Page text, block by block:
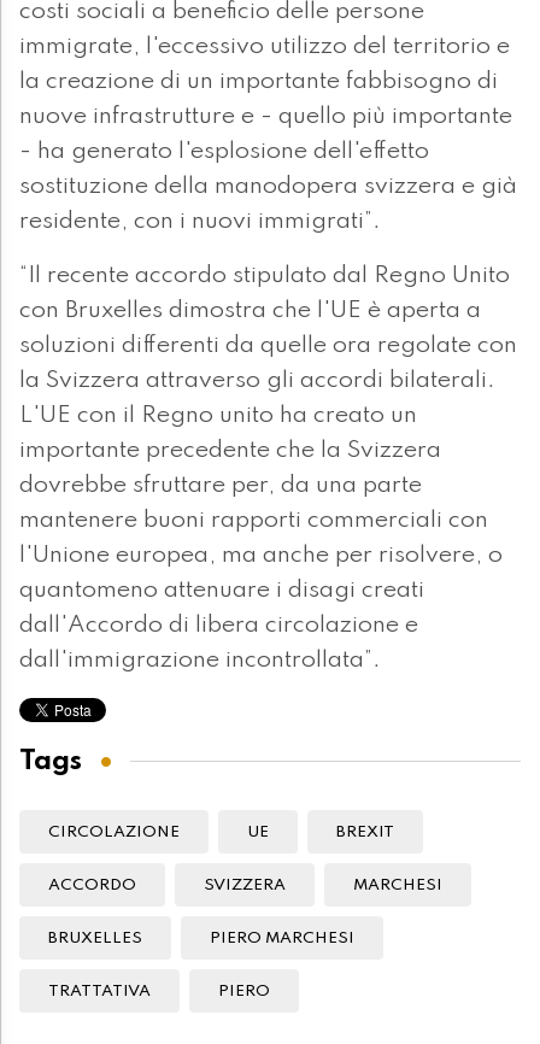
costi sociali a beneficio delle persone
immigrate, l'eccessivo utilizzo del territorio e
la creazione di un importante fabbisogno di
nuove infrastrutture e - quello più importante
- ha generato l'esplosione dell'effetto
sostituzione della manodopera svizzera e già
residente, con i nuovi immigrati”.
“Il recente accordo stipulato dal Regno Unito
con Bruxelles dimostra che l'UE è aperta a
soluzioni differenti da quelle ora regolate con
la Svizzera attraverso gli accordi bilaterali.
L'UE con il Regno unito ha creato un
importante precedente che la Svizzera
dovrebbe sfruttare per, da una parte
mantenere buoni rapporti commerciali con
l'Unione europea, ma anche per risolvere, o
quantomeno attenuare i disagi creati
dall'Accordo di libera circolazione e
dall'immigrazione incontrollata”.
Tags
CIRCOLAZIONE UE BREXIT
ACCORDO SVIZZERA MARCHESI
BRUXELLES PIERO MARCHESI
TRATTATIVA PIERO